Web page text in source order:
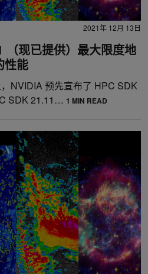
2021年 12月 13日
（现已提供）最大限度地
性能
NVIDIA 预先宣布了 HPC SDK
SDK 21.11… 1 MIN READ